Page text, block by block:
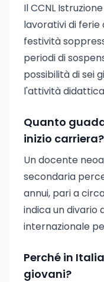
Il CCNL
lavorativi di ferie
festività
periodi di
possibilità di sei
l'attività
Quanto
inizio carriera?
Un docente
secondaria
annui, pari a
indica un divario
internazionale
Perché in
giovani?